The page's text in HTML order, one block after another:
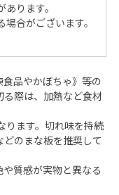
ります。
合がございます。
品やかぼちゃ》等の
際は、加熱など食材
ります。切れ味を持続
のまな板を推奨して
質感が実物と異なる